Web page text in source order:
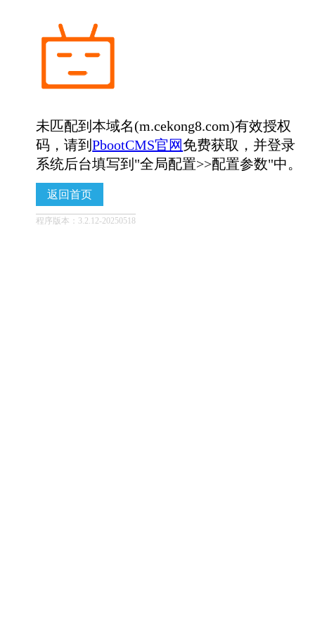
未匹配到本域名(m.cekong8.com)有效授权
码，请到PbootCMS官网免费获取，并登录
系统后台填写到"全局配置>>配置参数"中。
返回首页
程序版本：3.2.12-20250518